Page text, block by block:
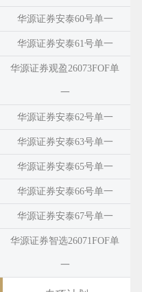
华源证券安泰60号单一
华源证券安泰61号单一
华源证券观盈26073FOF单
一
华源证券安泰62号单一
华源证券安泰63号单一
华源证券安泰65号单一
华源证券安泰66号单一
华源证券安泰67号单一
华源证券智选26071FOF单
一